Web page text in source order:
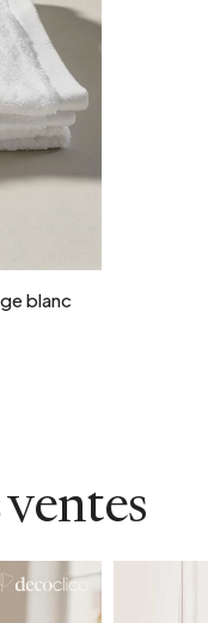
blanc
ventes